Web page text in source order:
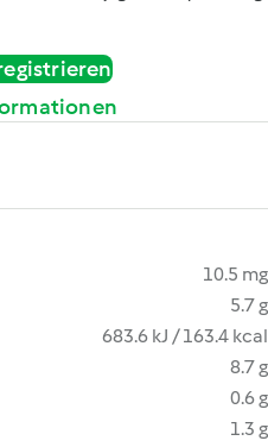
10.5 mg
5.7 g
683.6 kJ / 163.4 kcal
8.7 g
0.6 g
1.3 g